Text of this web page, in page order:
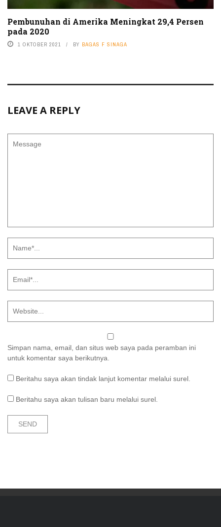
Pembunuhan di Amerika Meningkat 29,4 Persen
pada 2020
1 OKTOBER 2021 BY BAGAS F SINAGA
LEAVE A REPLY
Simpan nama, email, dan situs web saya pada peramban ini
untuk komentar saya berikutnya.
Beritahu saya akan tindak lanjut komentar melalui surel.
Beritahu saya akan tulisan baru melalui surel.